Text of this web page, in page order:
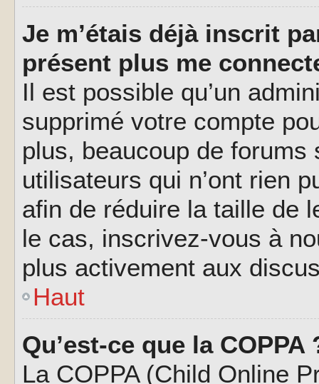
Je m’étais déjà inscrit
présent plus me
Il est possible qu’un
supprimé votre compte
plus, beaucoup de
utilisateurs qui n’ont rien
afin de réduire la taille de
le cas, inscrivez-vous à
plus activement aux
Haut
Qu’est-ce que la COPPA
La COPPA (Child Online